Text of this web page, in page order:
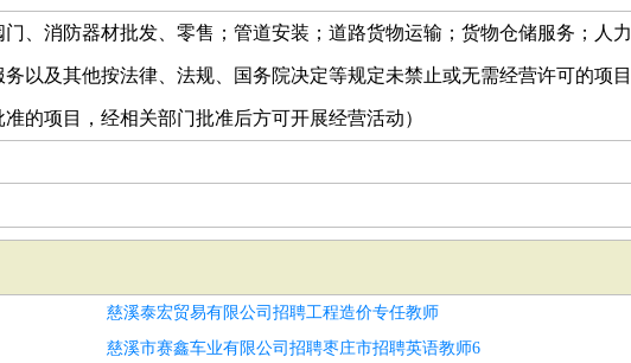
、消防器材批发、零售；管道安装；道路货物运输；货物仓储服务；人力
以及其他按法律、法规、国务院决定等规定未禁止或无需经营许可的项目
的项目，经相关部门批准后方可开展经营活动）
慈溪泰宏贸易有限公司招聘工程造价专任教师
慈溪市赛鑫车业有限公司招聘枣庄市招聘英语教师6